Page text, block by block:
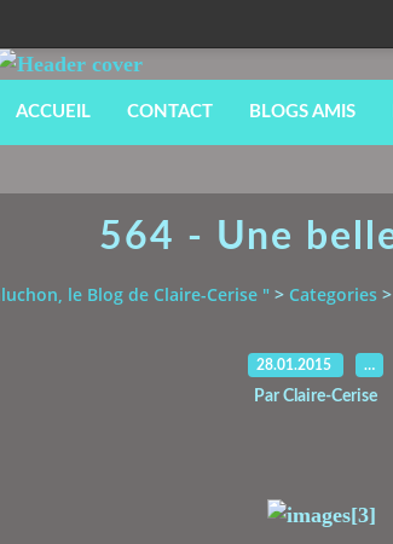
ACCUEIL CONTACT BLOGS AMIS
564 - Une
le Blog de Claire-Cerise " > Categories >
28.01.2015 …
Par Claire-Cerise